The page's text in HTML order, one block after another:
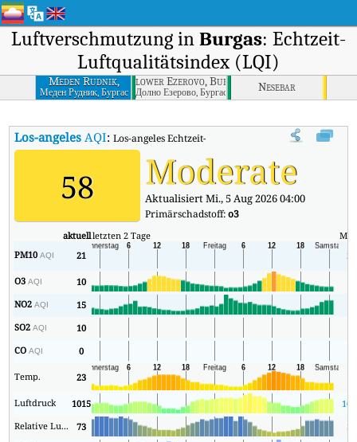
Luftverschmutzung in Burgas: Echtzeit-
Luftqualitätsindex (LQI)
Meden Rudnik,
Burgas
Меден Рудник, Бургас
lower Ezerovo, Burgas
Долно Езерово, Бургас Nesebar
Los-angeles AQI:Los-angeles Echtzeit-Luftqualitätsindex (AQI).
58 Moderate
Aktualisiert Mi., 5 Aug 2026 04:00
Primärschadstoff:o3
aktuellletzten 2 Tage
PM10AQI 21 20
O3AQI 10
NO2AQI 15
SO2AQI 10
COAQI 0
Temp. 23 19
Luftdruck 1015
Relative Luftfeuchtigkeit
73
30